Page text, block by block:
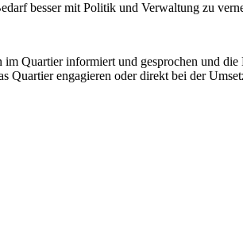
besser mit Politik und Verwaltung zu
Quartier informiert und gesprochen und
Quartier engagieren oder direkt bei der